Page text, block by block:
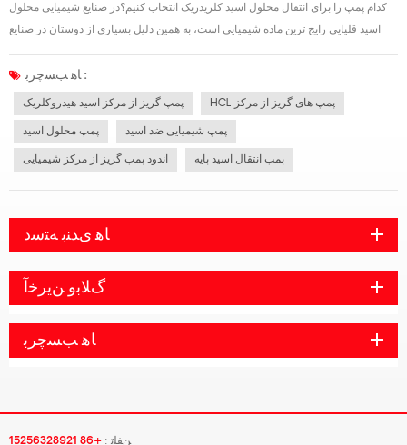
کدام پمپ را برای انتقال محلول اسید کلریدریک انتخاب کنیم؟در صنایع شیمیایی محلول
اسید قلیایی رایج ترین ماده شیمیایی است، به همین دلیل بسیاری از دوستان در صنایع
ﺎﻫ ﺐﺴﭼﺮﺑ :
پمپ گریز از مرکز اسید هیدروکلریک HCL پمپ های گریز از مرکز
پمپ محلول اسید پمپ شیمیایی ضد اسید
اندود پمپ گریز از مرکز شیمیایی پمپ انتقال اسید پایه
ﺎﻫ ﯼﺪﻨﺑ ﻪﺘﺳﺩ
ﮒﻼ ﺑﻭ ﻦﯾﺮﺧﺁ
ﺎﻫ ﺐﺴﭼﺮﺑ
ﻦﻔﻠﺗ : +86 15256328921